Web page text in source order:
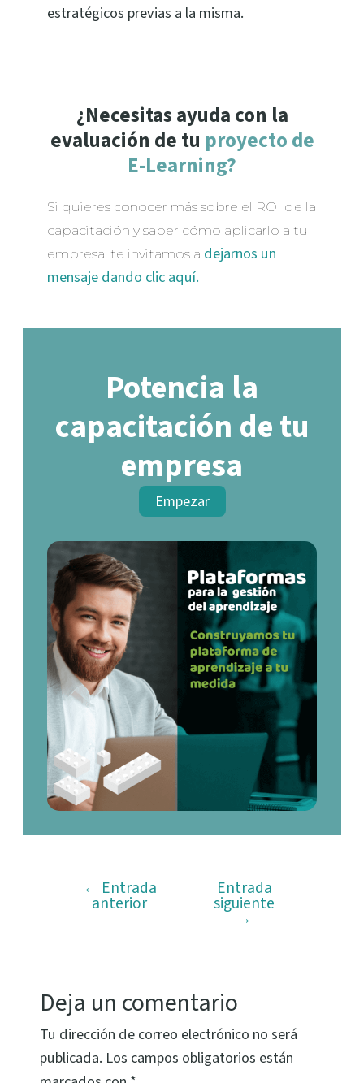
estratégicos previas a la misma.
¿Necesitas ayuda con la
evaluación de tu proyecto de
E-Learning?
Si quieres conocer más sobre el ROI de la
capacitación y saber cómo aplicarlo a tu
empresa, te invitamos a dejarnos un
mensaje dando clic aquí.
Potencia la
capacitación de tu
empresa
Empezar
← Entrada
anterior
Entrada
siguiente
→
Deja un comentario
Tu dirección de correo electrónico no será
publicada. Los campos obligatorios están